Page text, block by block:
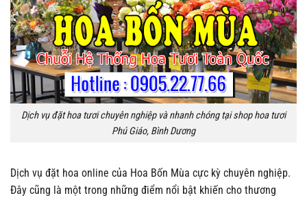
Dịch vụ đặt hoa tươi chuyên nghiệp và nhanh chóng tại shop hoa tươi
Phú Giáo, Bình Dương
Dịch vụ đặt hoa online của Hoa Bốn Mùa cực kỳ chuyên nghiệp.
Đây cũng là một trong những điểm nổi bật khiến cho thương